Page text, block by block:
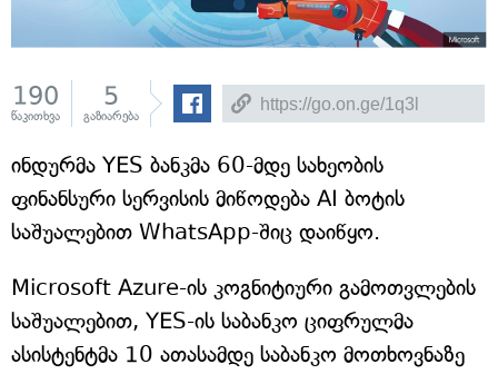
190
წაკითხვა
5
გაზიარება
ინდურმა YES ბანკმა 60-მდე სახეობის
ფინანსური სერვისის მიწოდება AI ბოტის
საშუალებით WhatsApp-შიც დაიწყო.
Microsoft Azure-ის კოგნიტიური გამოთვლების
საშუალებით, YES-ის საბანკო ციფრულმა
ასისტენტმა 10 ათასამდე საბანკო მოთხოვნაზე